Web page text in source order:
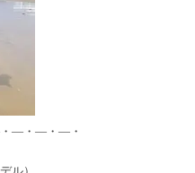
―・―・―・
ル）